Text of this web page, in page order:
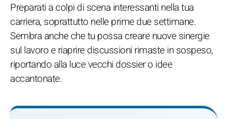
Preparati a colpi di scena interessanti nella tua
carriera, soprattutto nelle prime due settimane.
Sembra anche che tu possa creare nuove sinergie
sul lavoro e riaprire discussioni rimaste in sospeso,
riportando alla luce vecchi dossier o idee
accantonate.